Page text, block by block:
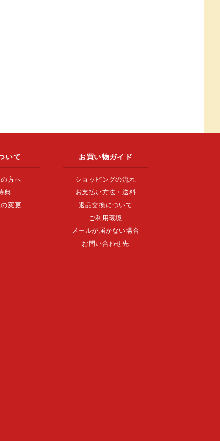
いて
方へ
典
変更
お買い物ガイド
ショッピングの流れ
お支払い方法・送料
返品交換について
ご利用環境
メールが届かない場合
お問い合わせ先